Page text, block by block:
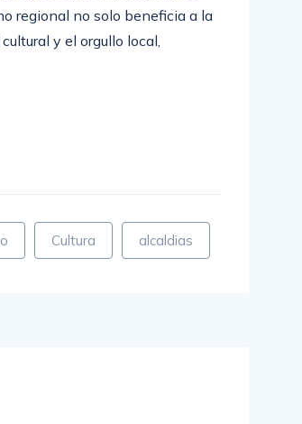
regional no solo beneficia a la
y el orgullo local,
Cultura alcaldias